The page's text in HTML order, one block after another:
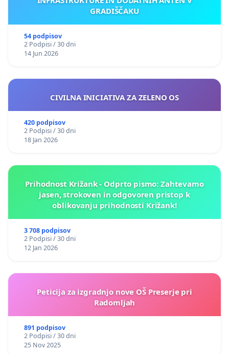
GRADIŠČAKU
54 podpisov
2 Podpisi / 30 dni
14 Jun 2026
CIVILNA INICIATIVA ZA ZELENO OS
420 podpisov
2 Podpisi / 30 dni
18 Jan 2026
Prihodnost Križank - Odprto pismo: Zahtevamo
jasen, strokoven in odgovoren pristop k
oblikovanju prihodnosti Križank!
3 708 podpisov
2 Podpisi / 30 dni
12 Jan 2026
Peticija za izgradnjo nove OŠ Preserje pri
Radomljah
891 podpisov
2 Podpisi / 30 dni
25 Nov 2025